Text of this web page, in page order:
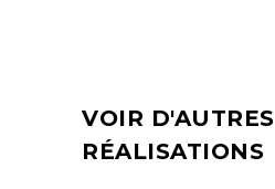
VOIR D'AUTRES
RÉALISATIONS